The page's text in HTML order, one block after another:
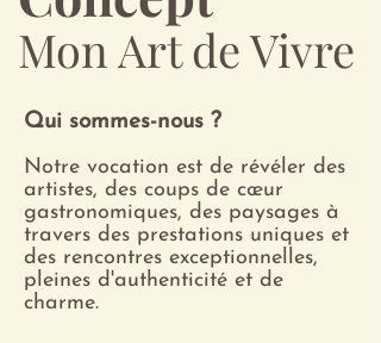
Mon Art de Vivre
Qui sommes-nous ?
Notre vocation est de révéler des
artistes, des coups de cœur
gastronomiques, des paysages à
travers des prestations uniques et
des rencontres exceptionnelles,
pleines d'authenticité et de
charme.